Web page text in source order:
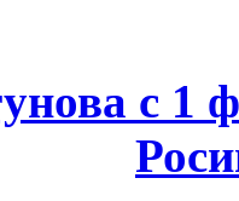
с 1